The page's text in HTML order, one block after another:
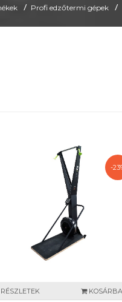
/ Profi edzőtermi gépek /
-
RÉSZLETEK KOSÁRBA